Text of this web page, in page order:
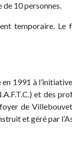
de 10 personnes.
temporaire. Le
1991 à
et des
de
et géré par